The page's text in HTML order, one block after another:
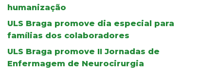
humanização
ULS Braga promove dia especial para
famílias dos colaboradores
ULS Braga promove II Jornadas de
Enfermagem de Neurocirurgia